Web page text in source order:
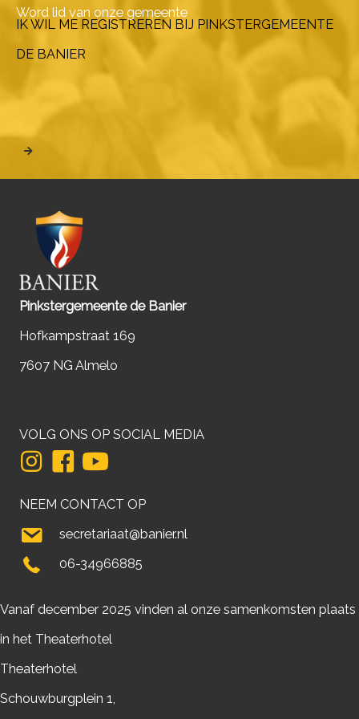
Word lid van onze gemeente
IK WIL ME REGISTREREN BIJ PINKSTERGEMEENTE
DE BANIER
Pinkstergemeente de Banier
Hofkampstraat 169
7607 NG Almelo
VOLG ONS OP SOCIAL MEDIA
NEEM CONTACT OP
secretariaat@banier.nl
06-34966885
Vanaf december 2025 vinden al onze samenkomsten plaats
in het Theaterhotel
Theaterhotel
Schouwburgplein 1,